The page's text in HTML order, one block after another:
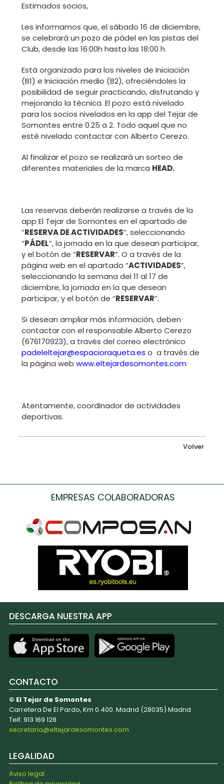
Estimados socios,
Les informamos que, el sábado 16 de diciembre,
se celebrará un pozo de pádel en las pistas del
Club, desde las 16:00h hasta las 18:00 h.
Está organizado para los niveles de Iniciación
(B1) e Iniciación medio (B2), ofreciéndoles la
posibilidad de seguir practicando, disfrutando y
mejorando la técnica. El pozo está nivelado
para los socios nivelados en la app del Tejar de
Somontes entre 0.25 a 2. Todo aquel que no
esté nivelado contactar con Alberto Cerezo.
Al finalizar el pozo se realizará un sorteo de
diferentes materiales de la marca HEAD.
Las reservas deberán realizarse a través de la
app El Tejar de Somontes en el apartado de
“RESERVA DE ACTIVIDADES”, seleccionando
“PÁDEL”, la jornada en la que desean participar,
y el botón de “RESERVAR”. O a través de la
página web en el apartado “ACTIVIDADES”,
seleccionando la semana del 11 al 17 de
diciembre, la jornada en la que desean
participar, y el botón de “RESERVAR”.
Si desean ampliar más información, deben
contactar con el responsable Alberto Cerezo
(676170923), a través del correo electrónico
padeleltejar@espacioraqueta.es o a través de
la página webwww.eltejardesomontes.com
Atentamente, coordinador de actividades
deportivas.
Volver
EMPRESAS COLABORADORAS
DESCARGA NUESTRA APP
CONTACTO
© El Tejar de Somontes
Carretera De El Pardo, Km 0.400. Madrid (28035) Madrid
Telf. 913 169 128
secretaria@eltejardesomontes.com
LEGALIDAD
Aviso legal